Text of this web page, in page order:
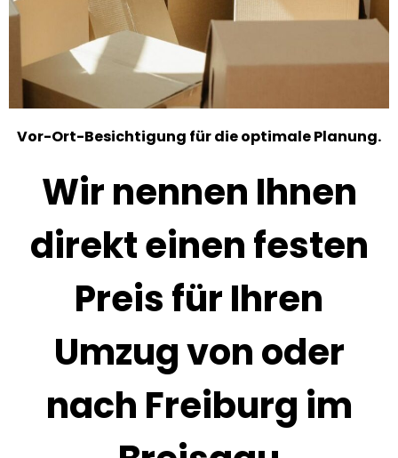
Vor-Ort-Besichtigung für die optimale Planung.
Wir nennen Ihnen
direkt einen festen
Preis für Ihren
Umzug von oder
nach Freiburg im